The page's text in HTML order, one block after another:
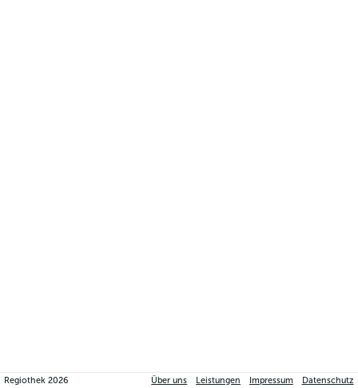
Regiothek2026 Über uns Leistungen Impressum Datenschutz